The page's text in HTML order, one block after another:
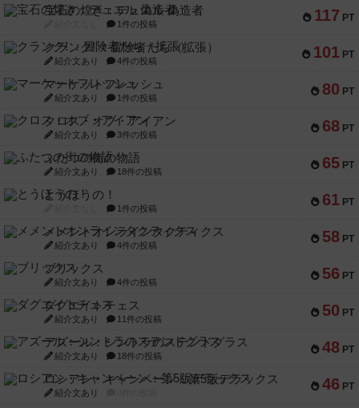
117 PT
宝石の煌き：デュエル 偽造者
1件の投稿
101 PT
クランク! ：冒険者たち（拡張）
紹介文あり 4件の投稿
80 PT
マーケットフレッシュ
紹介文あり 1件の投稿
68 PT
クロス・オブ・アイアン
紹介文あり 3件の投稿
65 PT
ふたつの街の物語
紹介文あり 18件の投稿
61 PT
とうほうの！
1件の投稿
58 PT
メメントオンラインタクティクス
紹介文あり 4件の投稿
56 PT
ブリックス
紹介文あり 4件の投稿
50 PT
ダグエイトチェス
紹介文あり 11件の投稿
48 PT
アズール：シントラのステンドグラス
紹介文あり 18件の投稿
46 PT
ロシアン・キャンペーン：第5版デラックス
紹介文あり